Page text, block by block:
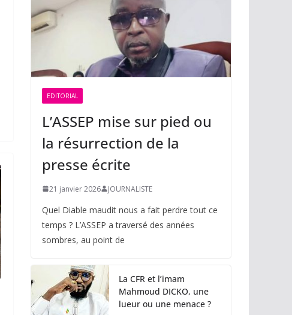
EDITORIAL
L’ASSEP mise sur pied ou
la résurrection de la
presse écrite
21 janvier 2026 JOURNALISTE
Quel Diable maudit nous a fait perdre tout ce
temps ? L’ASSEP a traversé des années
sombres, au point de
La CFR et l’imam
Mahmoud DICKO, une
lueur ou une menace ?